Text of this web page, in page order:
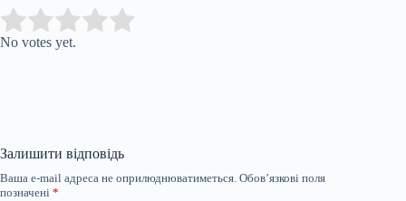
Rate this item:
No votes yet.
Залишити відповідь
Ваша e-mail адреса не оприлюднюватиметься. Обов’язкові поля
позначені *